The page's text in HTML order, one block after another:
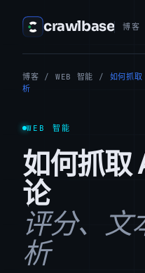
crawlbase 博客
博客 / WEB 智能 /
如何抓
析
WEB 智能
如何抓
论
评分、文
析